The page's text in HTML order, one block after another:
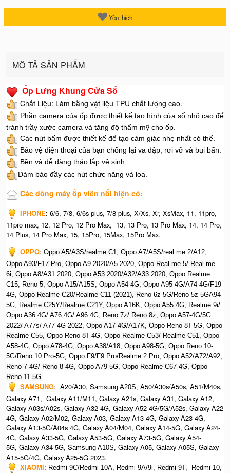
Yêu thích
MÔ TẢ SẢN PHẨM
Ốp Lưng Khung Cửa Sổ
Chất Liệu: Làm bằng vật liệu TPU chất lượng cao.
Phần camera của ốp được thiết kế tạo hình cửa sổ nhô cao để
tránh trầy xước camera và tăng độ thẩm mỹ cho ốp.
Các nút bấm được thiết kế để tạo cảm giác nhẹ nhất có thể.
Bảo vệ điện thoại của bạn chống lại va đập, rơi vỡ và bụi bẩn.
Bền và dễ dàng tháo lắp vệ sinh
Đảm bảo đầy các nút chức năng và loa.
Các dòng máy ốp viền nổi hiện có:
IPHONE: 6/6, 7/8, 6/6s plus, 7/8 plus, X/Xs, Xr, XsMax, 11, 11pro,
11pro max, 12, 12 Pro, 12 Pro Max, 13, 13 Pro, 13 Pro Max, 14, 14 Pro,
14 Plus, 14 Pro Max, 15, 15Pro, 15Max, 15Pro Max.
OPPO: Oppo A5/A3S/realme C1, Oppo A7/A5S/real me 2/A12,
Oppo A93/F17 Pro, Oppo A9 2020/A5 2020, Oppo Real me 5/ Real me
6i, Oppo A8/A31 2020, Oppo A53 2020/A32/A33 2020, Oppo Realme
C15, Reno 5, Oppo A15/A15S, Oppo A54-4G, Oppo A95 4G/A74-4G/F19-
4G, Oppo Realme C20/Realme C11 (2021), Reno 6z-5G/Reno 5z-5GA94-
5G, Realme C25Y/Realme C21Y, Oppo A16K, Oppo A55 4G, Realme 9i/
Oppo A36 4G/ A76 4G/ A96 4G, Reno 7z/ Reno 8z, Oppo A57-4G/5G
2022/ A77s/ A77 4G 2022, Oppo A17 4G/A17K, Oppo Reno 8T-5G, Oppo
Realme C55, Oppo Reno 8T-4G, Oppo Realme C53/ Realme C51, Oppo
A58-4G, Oppo A78-4G, Oppo A38/A18, Oppo A98-5G, Oppo Reno 10-
5G/Reno 10 Pro-5G, Oppo F9/F9 Pro/Realme 2 Pro, Oppo A52/A72/A92,
Reno 7-4G/ Reno 8-4G, Oppo A79-5G, Oppo Realme C67-4G, Oppo
Reno 11 5G.
SAMSUNG: A20/A30, Samsung A20S, A50/A30s/A50s, A51/M40s,
Galaxy A71, Galaxy A11/M11, Galaxy A21s, Galaxy A31, Galaxy A12,
Galaxy A03s/A02s, Galaxy A32-4G, Galaxy A52-4G/5G/A52s, Galaxy A22
4G, Galaxy A02/M02, Galaxy A03, Galaxy A13-4G, Galaxy A23-4G,
Galaxy A13-5G/A04s 4G, Galaxy A04/M04, Galaxy A14-5G, Galaxy A24-
4G, Galaxy A33-5G, Galaxy A53-5G, Galaxy A73-5G, Galaxy A54-
5G, Galaxy A34-5G, Samsung A10S, Galaxy A05, Galaxy A05S, Galaxy
A15-5G/4G, Galaxy A25-5G 2023.
XIAOMI: Redmi 9C/Redmi 10A, Redmi 9A/9i, Redmi 9T,
Redmi 10,